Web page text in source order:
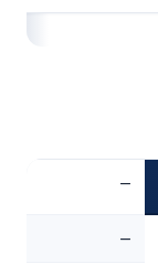
—
—